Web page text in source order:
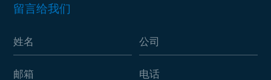
留言给我们